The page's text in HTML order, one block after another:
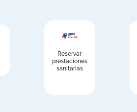
Reservar
prestaciones
sanitarias